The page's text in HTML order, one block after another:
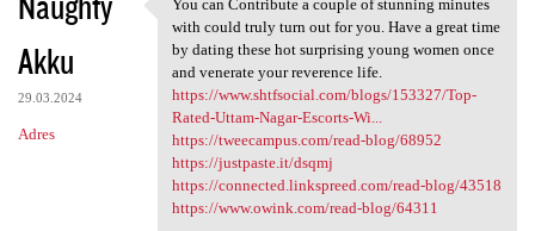
Akku
29.03.2024
Adres
You can Contribute a couple
You can Contribute a couple of stunning minutes
with could truly turn out for you. Have a great time
by dating these hot surprising young women once
and venerate your reverence life.
https://www.shtfsocial.com/blogs/153327/Top-
Rated-Uttam-Nagar-Escorts-Wi...
https://tweecampus.com/read-blog/68952
https://justpaste.it/dsqmj
https://connected.linkspreed.com/read-blog/43518
https://www.owink.com/read-blog/64311